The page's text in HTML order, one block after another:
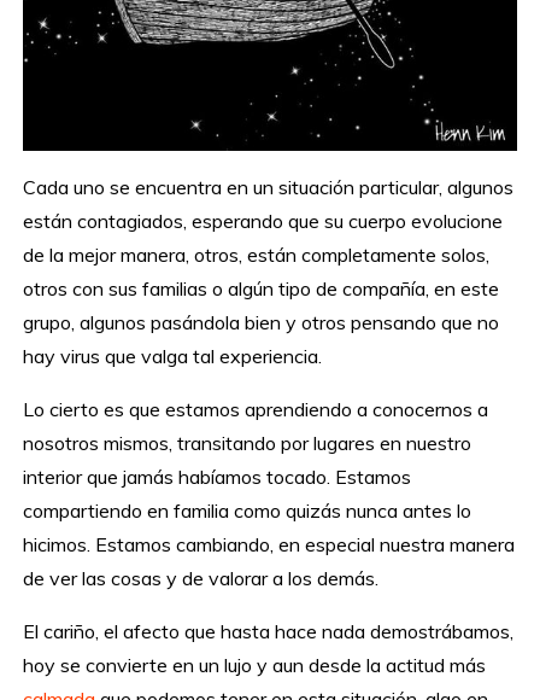
Cada uno se encuentra en un situación particular, algunos
están contagiados, esperando que su cuerpo evolucione
de la mejor manera, otros, están completamente solos,
otros con sus familias o algún tipo de compañía, en este
grupo, algunos pasándola bien y otros pensando que no
hay virus que valga tal experiencia.
Lo cierto es que estamos aprendiendo a conocernos a
nosotros mismos, transitando por lugares en nuestro
interior que jamás habíamos tocado. Estamos
compartiendo en familia como quizás nunca antes lo
hicimos. Estamos cambiando, en especial nuestra manera
de ver las cosas y de valorar a los demás.
El cariño, el afecto que hasta hace nada demostrábamos,
hoy se convierte en un lujo y aun desde la actitud más